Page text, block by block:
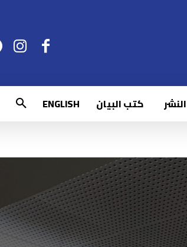
كتب البيان ENGLISH